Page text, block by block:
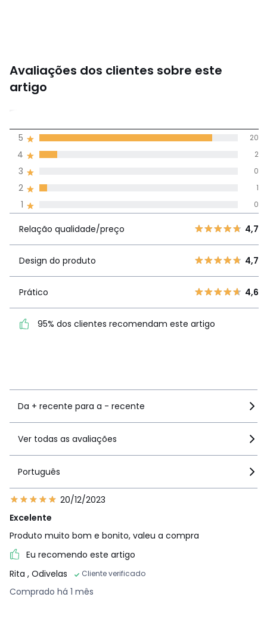
Avaliações dos clientes sobre este
artigo
4,8
(23)
1
3
qualidade/preço
4,7
produto
Prático
4,6
95% dos clientes
1 0
2 1
3 0
4 2
5 20
Relação qualidade/preço 4,7
Design do produto 4,7
Prático 4,6
95% dos clientes recomendam este artigo
Da + recente para a - recente
Ver todas as avaliações
Português
20/12/2023
Excelente
Produto muito bom e bonito, valeu a compra
Eu recomendo este artigo
Rita , Odivelas Cliente verificado
Comprado há 1 mês